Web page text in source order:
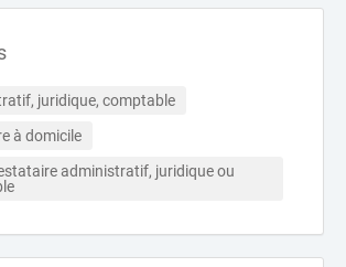
juridique, comptable
à domicile
administratif, juridique ou